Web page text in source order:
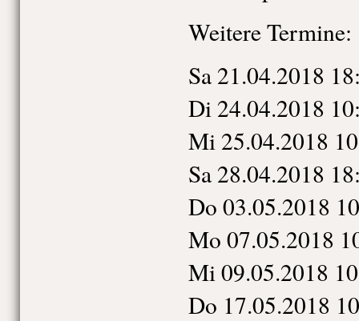
Weitere Termine:
Sa 21.04.2018
Di 24.04.2018
Mi 25.04.2018
Sa 28.04.2018
Do 03.05.2018
Mo 07.05.2018
Mi09.05.2018
Do 17.05.2018